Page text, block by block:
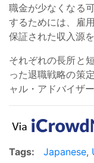
職金が少なくなる
するためには、雇
保証された収入源
それぞれの長所と
った退職戦略の策
ャル・アドバイザ
Tags: Japanese,